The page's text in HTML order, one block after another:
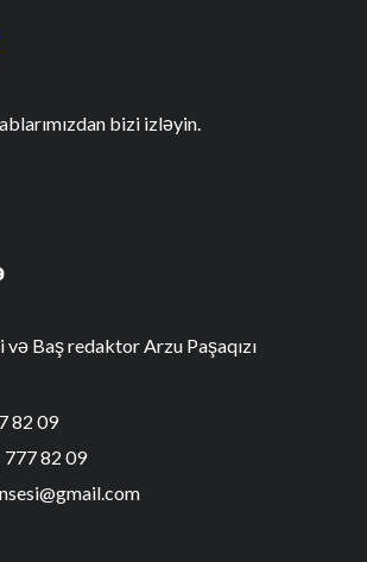
bizi izləyin.
və Baş redaktor Arzu Paşaqızı
82 09
777 82 09